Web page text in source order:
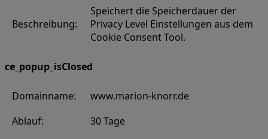
Beschreibung:
Speichert die Speicherdauer der
Privacy Level Einstellungen aus dem
Cookie Consent Tool.
ce_popup_isClosed
Domainname:
www.marion-knorr.de
Ablauf:
30 Tage